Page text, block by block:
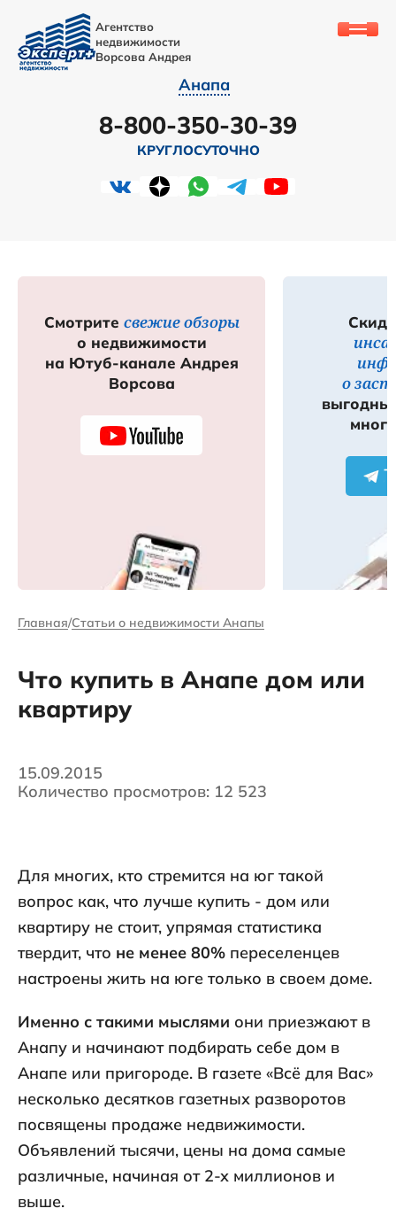
Агентство
недвижимости
Ворсова Андрея
Анапа
8-800-350-30-39
КРУГЛОСУТОЧНО
Смотрите свежие обзоры
о недвижимости
на Ютуб-канале Андрея
Ворсова
о
Главная Статьи о недвижимости Анапы
Что купить в Анапе дом или
квартиру
15.09.2015
Количество просмотров: 12 523
Для многих, кто стремится на юг такой
вопрос как, что лучше купить - дом или
квартиру не стоит, упрямая статистика
твердит, что не менее 80% переселенцев
настроены жить на юге только в своем доме.
Именно с такими мыслями они приезжают в
Анапу и начинают подбирать себе дом в
Анапе или пригороде. В газете «Всё для Вас»
несколько десятков газетных разворотов
посвящены продаже недвижимости.
Объявлений тысячи, цены на дома самые
различные, начиная от 2-х миллионов и
выше.